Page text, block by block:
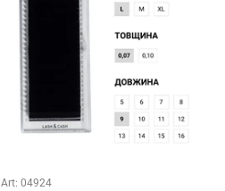
Art: 04924